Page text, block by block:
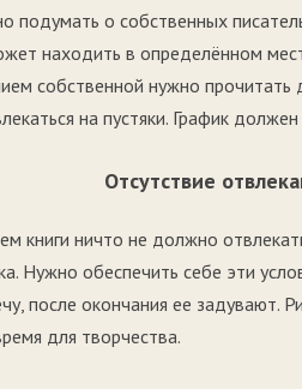
подумать о собственных
находить в определённом
собственной нужно прочитать
на пустяки. График
Отсутствие
книги ничто не должно
Нужно обеспечить себе эти
после окончания ее задувают.
для творчества.